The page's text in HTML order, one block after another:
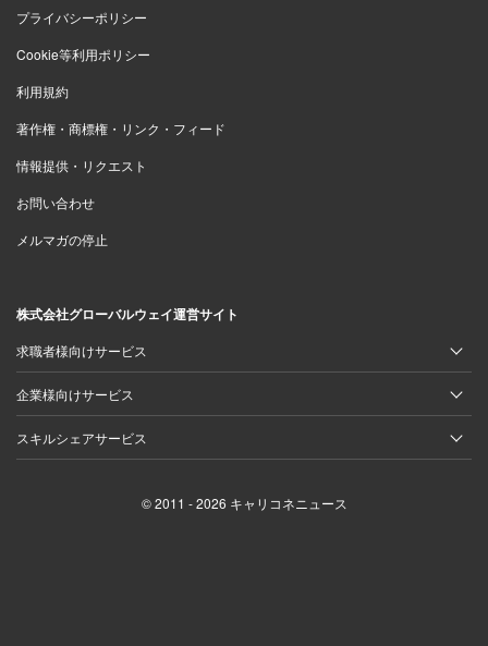
プライバシーポリシー
Cookie等利用ポリシー
利用規約
著作権・商標権・リンク・フィード
情報提供・リクエスト
お問い合わせ
メルマガの停止
株式会社グローバルウェイ運営サイト
求職者様向けサービス
企業様向けサービス
スキルシェアサービス
© 2011 - 2026 キャリコネニュース